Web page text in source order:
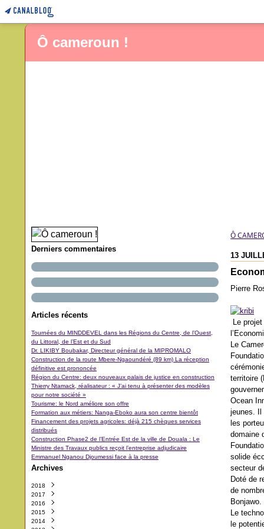
Ô cameroun !
Derniers commentaires
Articles récents
Tournées du MINDDEVEL dans les Régions du Centre, de l’Ouest,
du Littoral, de l’Est et du Sud
Dr. LIKIBY Boubakar, Directeur général de la MIPROMALO
Construction de la route Mbere-Ngaoundéré (89 km) La réception
définitive est prononcée
Région du Centre: deux nouveaux palais de justice en construction
Thierry Ntamack, réalisateur : « J’ai tenu à présenter des modèles
pour notre société »
Tourisme: le Nord améliore son offre
Formation aux métiers: Nanga-Eboko aura son centre bientôt
Financement des projets agricoles: déjà 215 chèques services
distribués
Construction Phase2 de l’Entrée Est de la ville de Douala : Le
Ministre des Travaux publics reçoit l’entreprise adjudicaire
Emmanuel Nganou Djoumessi face à la presse
Archives
2018
Octobre
Septembre
Août
Juillet
2017
Décembre
Novembre
Octobre
2016
Décembre
Novembre
2015
Décembre
2014
Ô
13
Pierre
Le
Le
territoire
Ocean
jeunes. Il
les
domaine
solide
secteur
Doté de
de
Bonjawo.
Le
le